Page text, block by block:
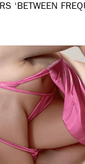
‘BETWEEN